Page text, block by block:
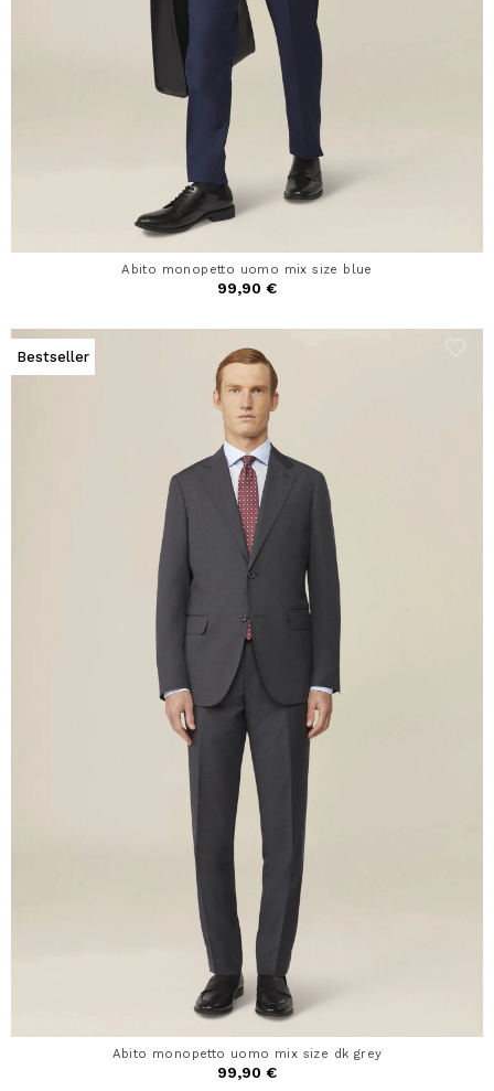
Abito monopetto uomo mix size blue
99,90 €
Bestseller
Abito monopetto uomo mix size dk grey
99,90 €